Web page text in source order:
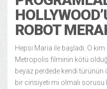
ROBOT
Hepsi Maria ile başladı. O
Metropolis filminin kötü
beyaz perdede kendi
bir cinsiyeti mi olmalı sorusu